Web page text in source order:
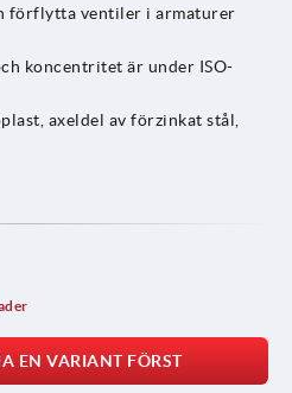
förflytta ventiler i armaturer
koncentritet är under ISO-
axeldel av förzinkat stål,
EN VARIANT FÖRST